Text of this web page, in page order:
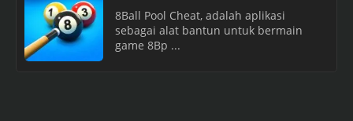
8Ball Pool Cheat, adalah aplikasi
sebagai alat bantun untuk bermain
game 8Bp ...